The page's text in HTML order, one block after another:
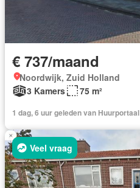
€ 737/maand
Noordwijk, Zuid Holland
3 Kamers
75 m²
1 dag, 6 uur geleden van Huurportaal
Veel vraag